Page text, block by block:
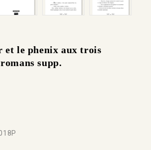
et le phenix aux trois
supp.